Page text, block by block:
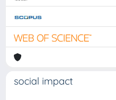
social impact